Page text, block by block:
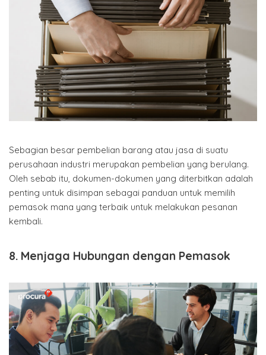
Sebagian besar pembelian barang atau jasa di suatu
perusahaan industri merupakan pembelian yang berulang.
Oleh sebab itu, dokumen-dokumen yang diterbitkan adalah
penting untuk disimpan sebagai panduan untuk memilih
pemasok mana yang terbaik untuk melakukan pesanan
kembali.
8. Menjaga Hubungan dengan Pemasok